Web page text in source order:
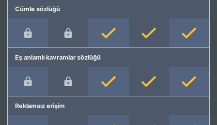
Cümle sözlüğü
Eş anlamlı kavramlar sözlüğü
Reklamsız erişim